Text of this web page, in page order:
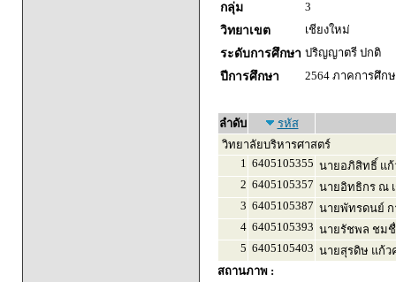
กลุ่ม
3
วิทยาเขต
เชียงใหม่
ระดับการศึกษา ปริญญาตรี ปกติ
ปีการศึกษา
2564 ภาคการศึก
ลำดับ
รหัส
วิทยาลัยบริหารศาสตร์
1 6405105355 นายอภิสิทธิ์ แก้
2 6405105357 นายอิทธิกร ณ
3 6405105387 นายพัทรดนย์ ก
4 6405105393 นายรัชพล ชม
5 6405105403 นายสุรดิษ แก้ว
สถานภาพ :